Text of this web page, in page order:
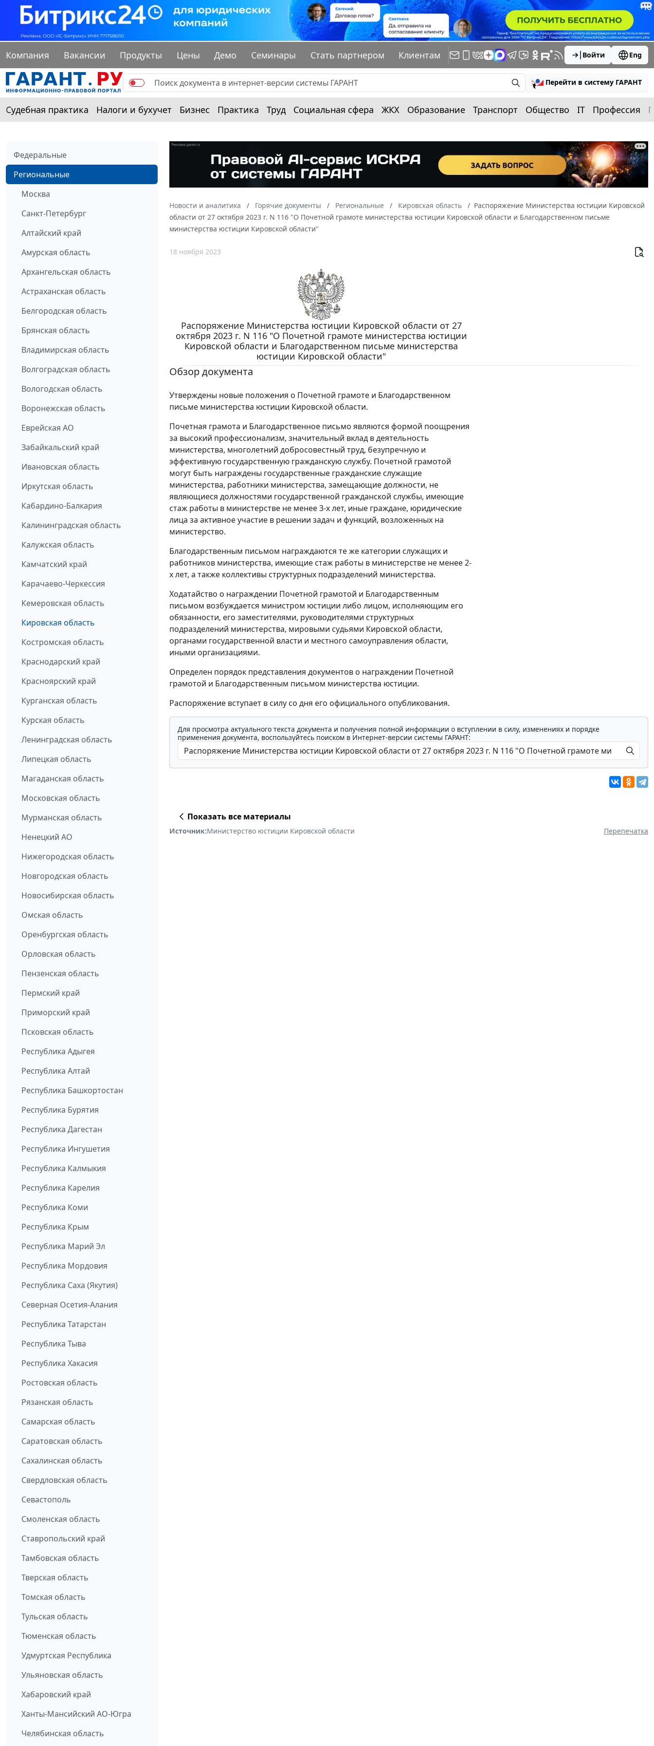
Компания Вакансии Продукты Цены Демо Семинары Стать партнером Клиентам Войти Eng
Перейти в систему ГАРАНТ
Судебная практика Налоги и бухучет Бизнес Практика Труд Социальная сфера ЖКХ Образование Транспорт Общество IT Профессия
Федеральные
Региональные
Москва
Санкт-Петербург
Алтайский край
Амурская область
Архангельская область
Астраханская область
Белгородская область
Брянская область
Владимирская область
Волгоградская область
Вологодская область
Воронежская область
Еврейская АО
Забайкальский край
Ивановская область
Иркутская область
Кабардино-Балкария
Калининградская область
Калужская область
Камчатский край
Карачаево-Черкессия
Кемеровская область
Кировская область
Костромская область
Краснодарский край
Красноярский край
Курганская область
Курская область
Ленинградская область
Липецкая область
Магаданская область
Московская область
Мурманская область
Ненецкий АО
Нижегородская область
Новгородская область
Новосибирская область
Омская область
Оренбургская область
Орловская область
Пензенская область
Пермский край
Приморский край
Псковская область
Республика Адыгея
Республика Алтай
Республика Башкортостан
Республика Бурятия
Республика Дагестан
Республика Ингушетия
Республика Калмыкия
Республика Карелия
Республика Коми
Республика Крым
Республика Марий Эл
Республика Мордовия
Республика Саха (Якутия)
Северная Осетия-Алания
Республика Татарстан
Республика Тыва
Республика Хакасия
Ростовская область
Рязанская область
Самарская область
Саратовская область
Сахалинская область
Свердловская область
Севастополь
Смоленская область
Ставропольский край
Тамбовская область
Тверская область
Томская область
Тульская область
Тюменская область
Удмуртская Республика
Ульяновская область
Хабаровский край
Ханты-Мансийский АО-Югра
Челябинская область
Новости и аналитика Горячие документы Региональные Кировская область
Распоряжение Министерства юстиции Кировской
области от 27 октября 2023 г. N 116 "О Почетной грамоте министерства юстиции Кировской области и Благодарственном письме
министерства юстиции Кировской области"
18 ноября 2023
Распоряжение Министерства юстиции Кировской области от 27
октября 2023 г. N 116 "О Почетной грамоте министерства юстиции
Кировской области и Благодарственном письме министерства
юстиции Кировской области"
Обзор документа
Утверждены новые положения о Почетной грамоте и Благодарственном
письме министерства юстиции Кировской области.
Почетная грамота и Благодарственное письмо являются формой поощрения
за высокий профессионализм, значительный вклад в деятельность
министерства, многолетний добросовестный труд, безупречную и
эффективную государственную гражданскую службу. Почетной грамотой
могут быть награждены государственные гражданские служащие
министерства, работники министерства, замещающие должности, не
являющиеся должностями государственной гражданской службы, имеющие
стаж работы в министерстве не менее 3-х лет, иные граждане, юридические
лица за активное участие в решении задач и функций, возложенных на
министерство.
Благодарственным письмом награждаются те же категории служащих и
работников министерства, имеющие стаж работы в министерстве не менее 2-
х лет, а также коллективы структурных подразделений министерства.
Ходатайство о награждении Почетной грамотой и Благодарственным
письмом возбуждается министром юстиции либо лицом, исполняющим его
обязанности, его заместителями, руководителями структурных
подразделений министерства, мировыми судьями Кировской области,
органами государственной власти и местного самоуправления области,
иными организациями.
Определен порядок представления документов о награждении Почетной
грамотой и Благодарственным письмом министерства юстиции.
Распоряжение вступает в силу со дня его официального опубликования.
Для просмотра актуального текста документа и получения полной информации о вступлении в силу, изменениях и порядке
применения документа, воспользуйтесь поиском в Интернет-версии системы ГАРАНТ:
Показать все материалы
Источник:Министерство юстиции Кировской области Перепечатка